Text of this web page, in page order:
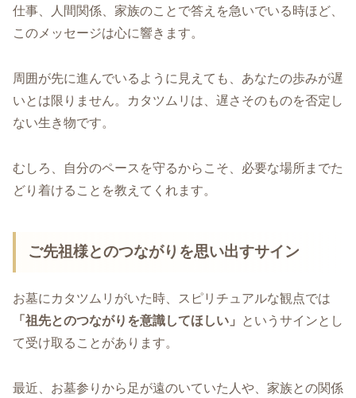
仕事、人間関係、家族のことで答えを急いでいる時ほど、
このメッセージは心に響きます。
周囲が先に進んでいるように見えても、あなたの歩みが遅
いとは限りません。カタツムリは、遅さそのものを否定し
ない生き物です。
むしろ、自分のペースを守るからこそ、必要な場所までた
どり着けることを教えてくれます。
ご先祖様とのつながりを思い出すサイン
お墓にカタツムリがいた時、スピリチュアルな観点では
「祖先とのつながりを意識してほしい」
というサインとし
て受け取ることがあります。
最近、お墓参りから足が遠のいていた人や、家族との関係